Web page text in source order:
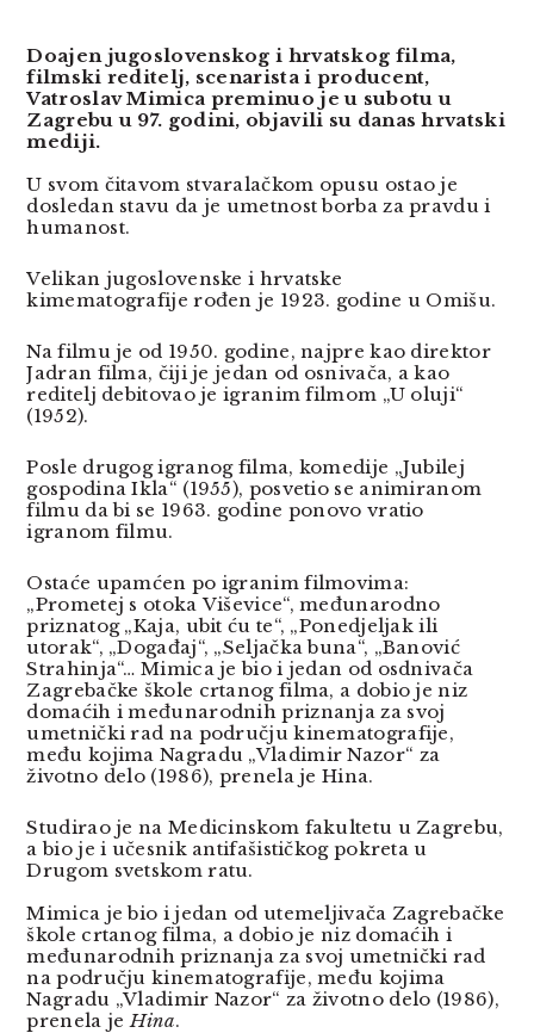
Doajen jugoslovenskog i hrvatskog filma,
filmski reditelj, scenarista i producent,
Vatroslav Mimica preminuoje u subotu u
Zagrebu u 97. godini, objavili su danas hrvatski
mediji.
U svom čitavom stvaralačkom opusu ostao je
dosledan stavu da je umetnost borba za pravdu i
humanost.
Velikan jugoslovenske i hrvatske
kimematografije rođen je 1923. godine u Omišu.
Na filmu je od 1950. godine, najpre kao direktor
Jadran filma, čiji je jedan od osnivača, a kao
reditelj debitovao je igranim filmom „U oluji“
(1952).
Posle drugog igranog filma, komedije „Jubilej
gospodina Ikla“ (1955), posvetio se animiranom
filmu da bi se 1963. godine ponovo vratio
igranom filmu.
Ostaće upamćen po igranim filmovima:
„Prometej s otoka Viševice“, međunarodno
priznatog „Kaja, ubit ću te“, „Ponedjeljak ili
utorak“, „Događaj“, „Seljačka buna“, „Banović
Strahinja“… Mimica je bio i jedan od osdnivača
Zagrebačke škole crtanog filma, a dobio je niz
domaćih i međunarodnih priznanja za svoj
umetnički rad na području kinematografije,
među kojima Nagradu „Vladimir Nazor“ za
životno delo (1986), prenela je Hina.
Studirao je na Medicinskom fakultetu u Zagrebu,
a bio je i učesnik antifašističkog pokreta u
Drugom svetskom ratu.
Mimica je bio i jedan od utemeljivača Zagrebačke
škole crtanog filma, a dobio je niz domaćih i
međunarodnih priznanja za svoj umetnički rad
na području kinematografije, među kojima
Nagradu „Vladimir Nazor“ za životno delo (1986),
prenela je Hina.